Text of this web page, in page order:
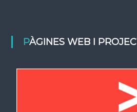
PÀGINES WEB I